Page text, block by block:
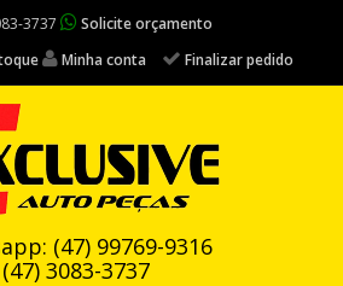
3737
Solicite orçamento
Minha conta Finalizar pedido
(47) 99769-9316
(47) 3083-3737